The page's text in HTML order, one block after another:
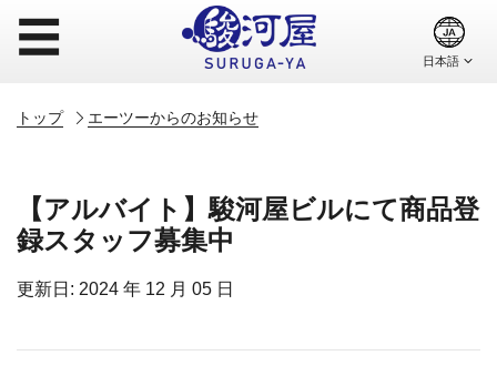
☰
トップ エーツーからのお知らせ
【アルバイト】駿河屋ビルにて商品登
録スタッフ募集中
更新日: 2024 年 12 月 05 日